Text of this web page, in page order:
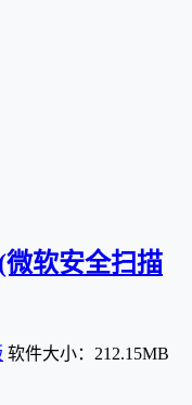
微软安全扫描
软件大小：212.15MB